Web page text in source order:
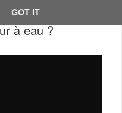
GOT IT
à eau ?